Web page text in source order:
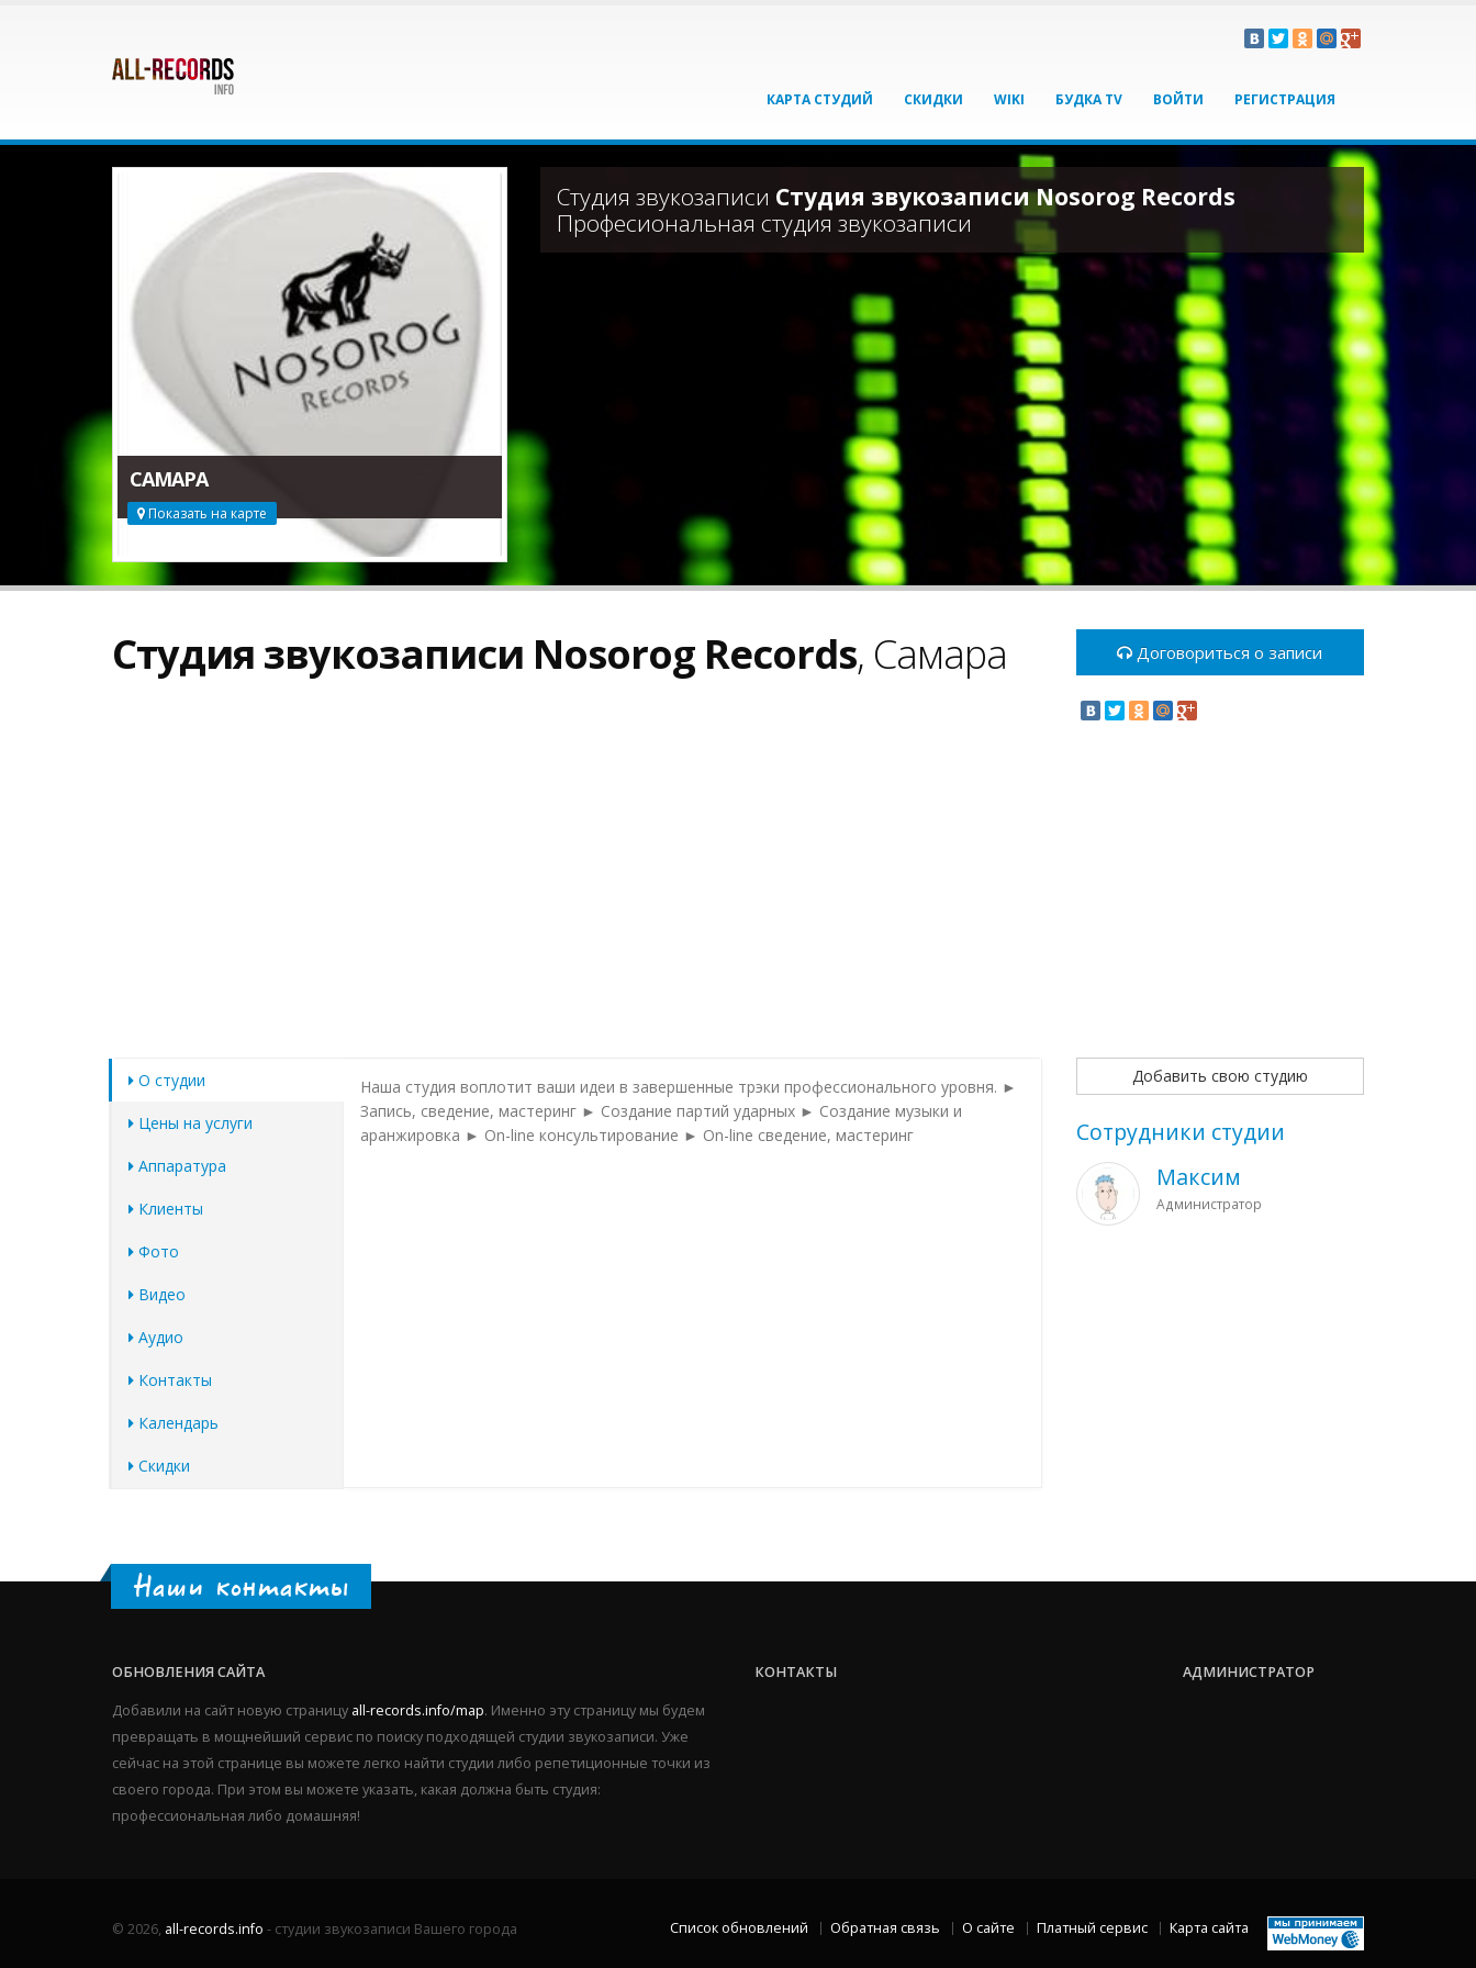
КАРТА СТУДИЙ СКИДКИ WIKI БУДКА TV ВОЙТИ РЕГИСТРАЦИЯ
САМАРА
Показать на карте
Студия звукозаписи Студия звукозаписи Nosorog Records
Професиональная студия звукозаписи
Студия звукозаписи Nosorog Records, Самара Договориться о записи
О студии
Цены на услуги
Аппаратура
Клиенты
Фото
Видео
Аудио
Контакты
Календарь
Скидки
Наша студия воплотит ваши идеи в завершенные трэки профессионального уровня. ►
Запись, сведение, мастеринг ► Создание партий ударных ► Создание музыки и
аранжировка ► On-line консультирование ► On-line сведение, мастеринг
Добавить свою студию
Сотрудники студии
Максим
Администратор
Наши контакты
ОБНОВЛЕНИЯ САЙТА
Добавили на сайт новую страницу all-records.info/map. Именно эту страницу мы будем
превращать в мощнейший сервис по поиску подходящей студии звукозаписи. Уже
сейчас на этой странице вы можете легко найти студии либо репетиционные точки из
своего города. При этом вы можете указать, какая должна быть студия:
профессиональная либо домашняя!
КОНТАКТЫ АДМИНИСТРАТОР
© 2026, all-records.info - студии звукозаписи Вашего города Список обновлений Обратная связь О сайте Платный сервис Карта сайта